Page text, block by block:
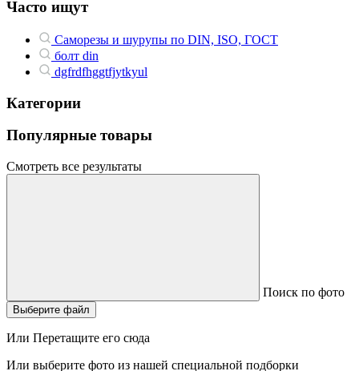
Часто ищут
Саморезы и шурупы по DIN, ISO, ГОСТ
болт din
dgfrdfhggtfjytkyul
Категории
Популярные товары
Смотреть все результаты
Поиск по фото
Выберите файл
Или Перетащите его сюда
Или выберите фото из нашей специальной подборки